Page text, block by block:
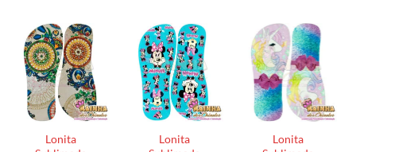
Lonita
Lonita
Lonita